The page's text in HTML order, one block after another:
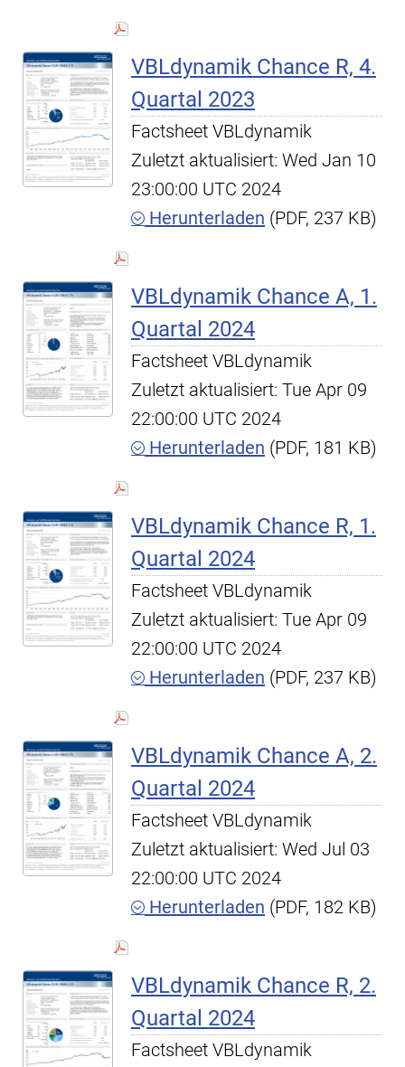
VBLdynamik Chance R, 4.
Quartal 2023
Factsheet VBLdynamik
Zuletzt aktualisiert: Wed Jan 10
23:00:00 UTC 2024
Herunterladen (PDF, 237 KB)
VBLdynamik Chance A, 1.
Quartal 2024
Factsheet VBLdynamik
Zuletzt aktualisiert: Tue Apr 09
22:00:00 UTC 2024
Herunterladen (PDF, 181 KB)
VBLdynamik Chance R, 1.
Quartal 2024
Factsheet VBLdynamik
Zuletzt aktualisiert: Tue Apr 09
22:00:00 UTC 2024
Herunterladen (PDF, 237 KB)
VBLdynamik Chance A, 2.
Quartal 2024
Factsheet VBLdynamik
Zuletzt aktualisiert: Wed Jul 03
22:00:00 UTC 2024
Herunterladen (PDF, 182 KB)
VBLdynamik Chance R, 2.
Quartal 2024
Factsheet VBLdynamik